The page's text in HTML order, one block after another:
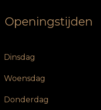
Openingstijden
Dinsdag
Woensdag
Donderdag